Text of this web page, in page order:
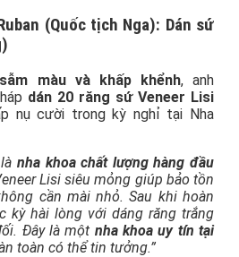
(Quốc tịch Nga): Dán sứ
màu và khấp khểnh, anh
dán 20 răng sứ Veneer Lisi
nụ cười trong kỳ nghỉ tại Nha
nha khoa chất lượng hàng đầu
Lisi siêu mỏng giúp bảo tồn
cần mài nhỏ. Sau khi hoàn
kỳ hài lòng với dáng răng trắng
Đây là một nha khoa uy tín tại
toàn có thể tin tưởng.”